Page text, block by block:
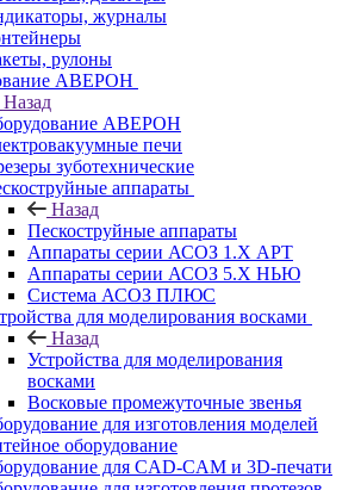
журналы
рулоны
АВЕРОН
Назад
АВЕРОН
печи
зуботехнические
аппараты
Назад
Пескоструйные аппараты
Аппараты серии АСОЗ 1.Х АРТ
Аппараты серии АСОЗ 5.Х НЬЮ
Система АСОЗ ПЛЮС
для моделирования восками
Назад
Устройства для моделирования
восками
Восковые промежуточные звенья
для изготовления моделей
оборудование
для CAD-CAM и 3D-печати